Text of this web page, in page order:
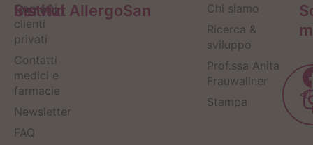
Servizi
Contatti
clienti
privati
Contatti
medici e
farmacie
Newsletter
FAQ
Institut AllergoSan
Chi siamo
Ricerca &
sviluppo
Prof.ssa Anita
Frauwallner
Stampa